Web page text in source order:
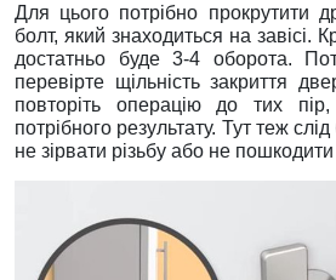
Для цього потрібно прокрутити
болт, який знаходиться на завісі.
достатньо буде 3-4 оборота.
перевірте щільність закриття
повторіть операцію до тих
потрібного результату. Тут теж
не зірвати різьбу або не пошкодити